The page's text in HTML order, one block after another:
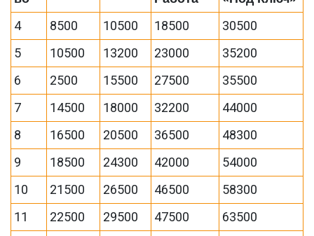
4 8500 10500 18500
30500
5
10500 13200 23000
35200
6
2500 15500 27500
35500
7
14500 18000 32200
44000
8
16500 20500 36500
48300
9
18500 24300 42000
54000
10
21500 26500 46500
58300
11
22500 29500 47500
63500